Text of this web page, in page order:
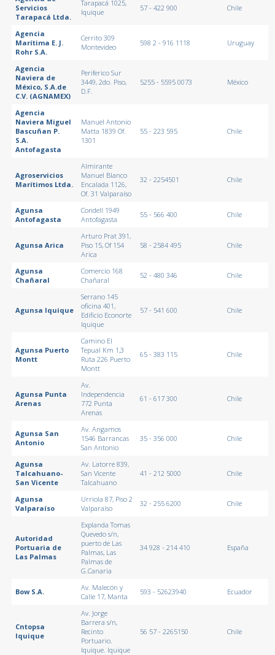
Servicios
Tarapacá Ltda.
Tarapacá 1025,
Iquique
57 - 422 900 Chile
Agencia
Marítima E. J.
Rohr S.A.
Cerrito 309
Montevideo
598 2 - 916 1118 Uruguay
Agencia
Naviera de
México, S.A.de
C.V. (AGNAMEX)
Periferico Sur
3449, 2do. Piso,
D.F.
5255 - 5595 0073 México
Agencia
Naviera Miguel
Bascuñan P.
S.A.
Antofagasta
Manuel Antonio
Matta 1839 Of.
1301
55 - 223 595 Chile
Agroservicios
Marítimos Ltda.
Almirante
Manuel Blanco
Encalada 1126,
Of. 31 Valparaíso
32 - 2254501 Chile
Agunsa
Antofagasta
Condell 1949
Antofagasta
55 - 566 400 Chile
Agunsa Arica
Arturo Prat 391,
Piso 15, Of 154
Arica
58 - 2584 495 Chile
Agunsa
Chañaral
Comercio 168
Chañaral
52 - 480 346 Chile
Agunsa Iquique
Serrano 145
oficina 401,
Edificio Econorte
Iquique
57 - 541 600 Chile
Agunsa Puerto
Montt
Camino El
Tepual Km 1,3
Ruta 226 Puerto
Montt
65 - 383 115 Chile
Agunsa Punta
Arenas
Av.
Independencia
772 Punta
Arenas
61 - 617 300 Chile
Agunsa San
Antonio
Av. Angamos
1546 Barrancas
San Antonio
35 - 356 000 Chile
Agunsa
Talcahuano-
San Vicente
Av. Latorre 839,
San Vicente
Talcahuano
41 - 212 5000 Chile
Agunsa
Valparaíso
Urriola 87, Piso 2
Valparaíso
32 - 255 6200 Chile
Autoridad
Portuaria de
Las Palmas
Explanda Tomas
Quevedo s/n,
puerto de Las
Palmas, Las
Palmas de
G.Canaria
34 928 - 214 410 España
Bow S.A.
Av. Malecón y
Calle 17, Manta
593 - 52623940 Ecuador
Cntopsa
Iquique
Av. Jorge
Barrera s/n,
Recinto
Portuario.
Iquique. Iquique
56 57 - 2265150 Chile